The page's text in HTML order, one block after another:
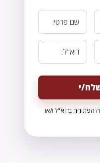
הפתוחה בדוא"ל ו/או